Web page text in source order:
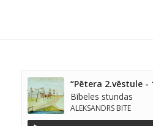
“Pētera 2.vēstule -
Bībeles stundas
ALEKSANDRS BITE